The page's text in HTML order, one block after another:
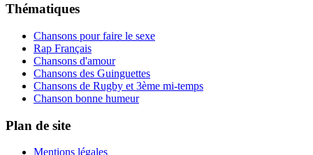
Thématiques
Chansons pour faire le sexe
Rap Français
Chansons d'amour
Chansons des Guinguettes
Chansons de Rugby et 3ème mi-temps
Chanson bonne humeur
Plan de site
Mentions légales